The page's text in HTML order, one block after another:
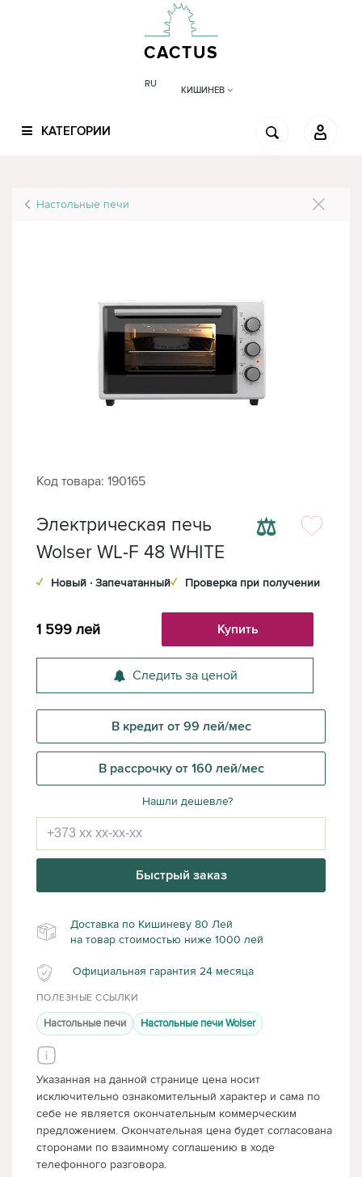
CACTUS
RU
КИШИНЕВ
КАТЕГОРИИ
Настольные печи
Код товара: 190165
⚖
Электрическая печь
Wolser WL-F 48 WHITE
✓ Новый · Запечатанный✓ Проверка при получении
1 599 лей Купить
Следить за ценой
В кредит от 99 лей/мес
В рассрочку от 160 лей/мес
Нашли дешевле?
Быстрый заказ
Доставка по Кишиневу 80 Лей
на товар стоимостью ниже 1000 лей
Официальная гарантия 24 месяца
ПОЛЕЗНЫЕ ССЫЛКИ
Настольные печи Настольные печи Wolser
Указанная на данной странице цена носит
исключительно ознакомительный характер и сама по
себе не является окончательным коммерческим
предложением. Окончательная цена будет согласована
сторонами по взаимному соглашению в ходе
телефонного разговора.